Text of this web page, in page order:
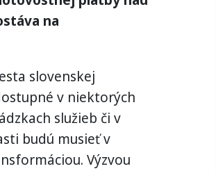
na
slovenskej
v niektorých
služieb či v
budú musieť v
Výzvou